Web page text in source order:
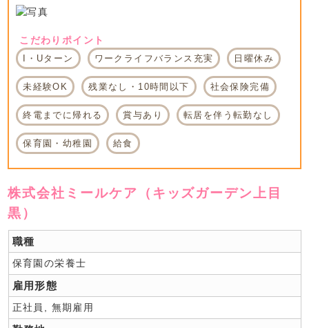
こだわりポイント
I・Uターン ワークライフバランス充実 日曜休み
未経験OK 残業なし・10時間以下 社会保険完備
終電までに帰れる 賞与あり 転居を伴う転勤なし
保育園・幼稚園 給食
株式会社ミールケア（キッズガーデン上目
黒）
職種
保育園の栄養士
雇用形態
正社員, 無期雇用